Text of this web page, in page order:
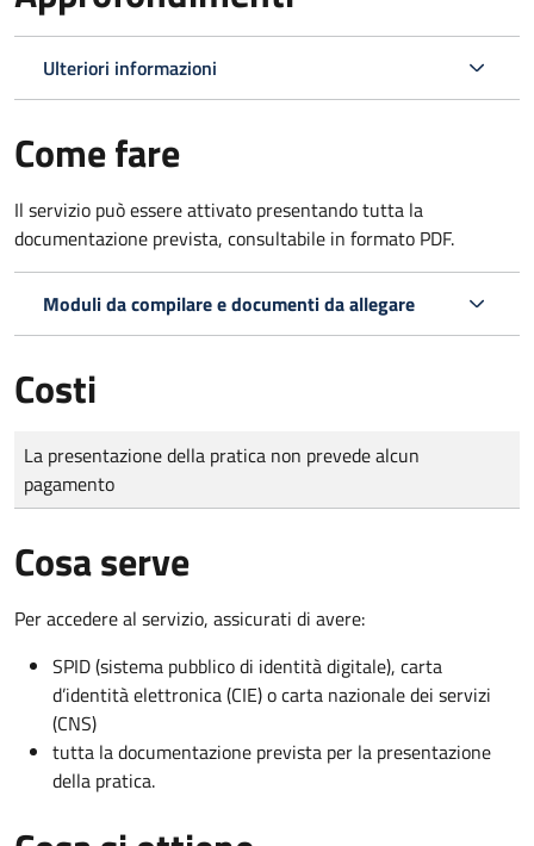
Ulteriori informazioni
Come fare
Il servizio può essere attivato presentando tutta la
documentazione prevista, consultabile in formato PDF.
Moduli da compilare e documenti da allegare
Costi
Tipo di pagamento
Importo
La presentazione della pratica non prevede alcun
pagamento
Cosa serve
Per accedere al servizio, assicurati di avere:
SPID (sistema pubblico di identità digitale), carta
d’identità elettronica (CIE) o carta nazionale dei servizi
(CNS)
tutta la documentazione prevista per la presentazione
della pratica.